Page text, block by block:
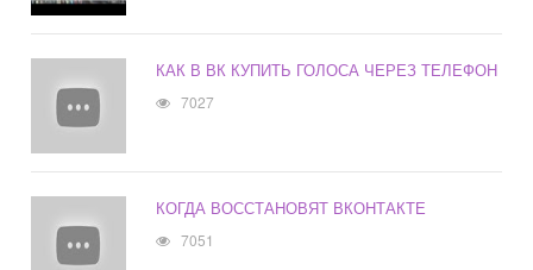
КАК В ВК КУПИТЬ ГОЛОСА ЧЕРЕЗ ТЕЛЕФОН
7027
КОГДА ВОССТАНОВЯТ ВКОНТАКТЕ
7051